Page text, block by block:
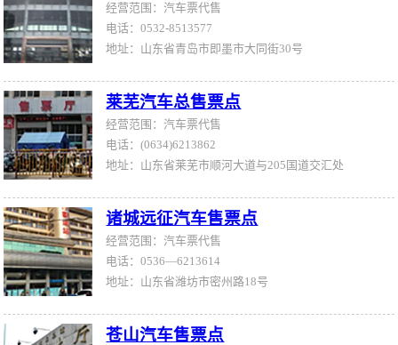
经营范围：汽车票代售
电话：0532-8513577
地址：山东省青岛市即墨市大同街30号
莱芜汽车总售票点
经营范围：汽车票代售
电话：(0634)6213862
地址：山东省莱芜市顺河大道与205国道交汇处
诸城远征汽车售票点
经营范围：汽车票代售
电话：0536—6213614
地址：山东省潍坊市密州路18号
苍山汽车售票点